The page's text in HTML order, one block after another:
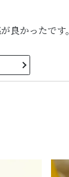
良かったです